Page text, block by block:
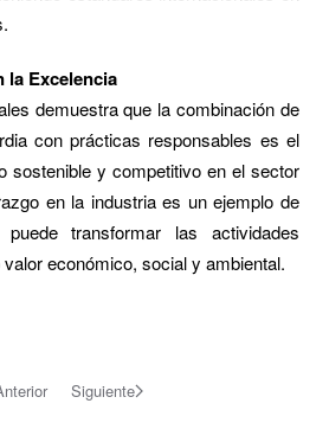
la Excelencia
demuestra que la combinación de
con prácticas responsables es el
sostenible y competitivo en el sector
en la industria es un ejemplo de
transformar las actividades
económico, social y ambiental.
Siguiente